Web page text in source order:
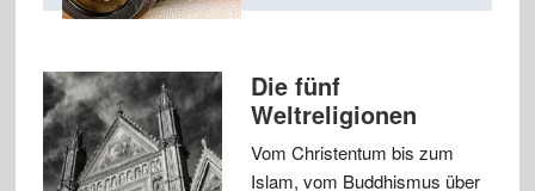
Die fünf
Weltreligionen
Vom Christentum bis zum
Islam, vom Buddhismus über